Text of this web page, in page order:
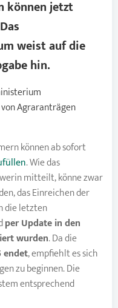
können jetzt
weist auf die
hin.
Agraranträgen
können ab sofort
. Wie das
mitteilt, könne zwar
das Einreichen der
die letzten
per Update in den
wurden. Da die
endet, empfiehlt es sich
zu beginnen. Die
entsprechend